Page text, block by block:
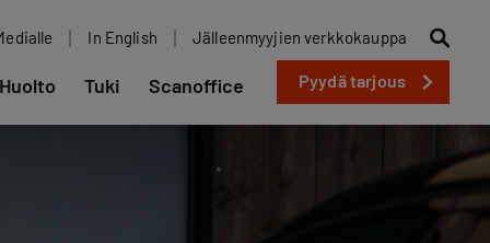
In English Jälleenmyyjien verkkokauppa
Huolto Tuki Scanoffice Pyydä tarjous